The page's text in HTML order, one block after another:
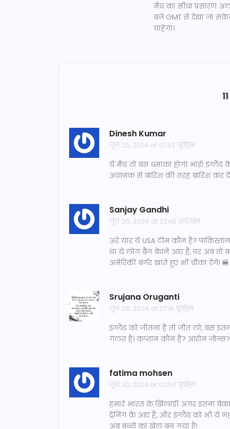
मैच का सीधा प्रसारण
बजे GMT से देखा जा
चाहेगा।
Dinesh Kumar
जून 25, 2024 at 07:53 पूर्वाह्न
ये मैच तो बस धमाका होगा भाई!
अचानक से बारिश की तरह बारिश कर
Sanjay Gandhi
जून 26, 2024 at 22:45 अपराह्न
अरे यार ये USA टीम कौन है?
था ये लोग बैग बेचने आए हैं, पर अब तो
अमेरिकी बर्गर खाते हुए भी चौंका देंगे!
Srujana Oruganti
जून 28, 2024 at 07:14 पूर्वाह्न
इंग्लैंड को जीतना है तो जीत लो, बस
गलत है। कप्तान कौन है? आरोन
fatima mohsen
जून 30, 2024 at 02:53 पूर्वाह्न
हमारे भारत के खिलाड़ी अगर इतना
ट्रेनिंग के आए हैं, और इंग्लैंड को भी ये
अब बच्चों का खेल बन गया है!